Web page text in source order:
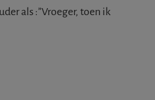
als :”Vroeger, toen ik